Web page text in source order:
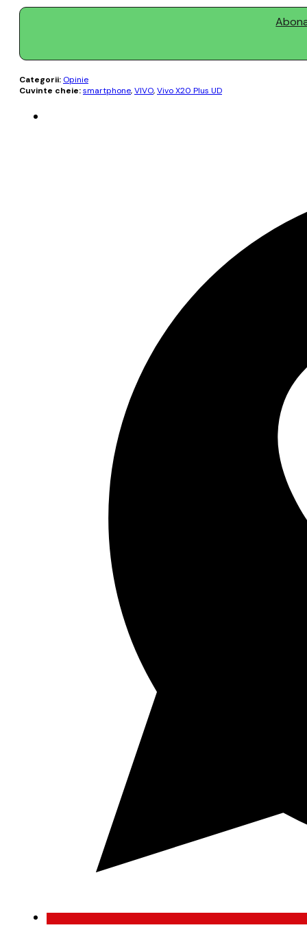
Categorii: Opinie
Cuvinte cheie:smartphone,VIVO,Vivo X20 Plus UD